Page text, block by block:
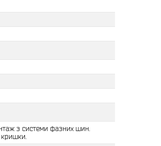
з системи фазних шин.
кришки.